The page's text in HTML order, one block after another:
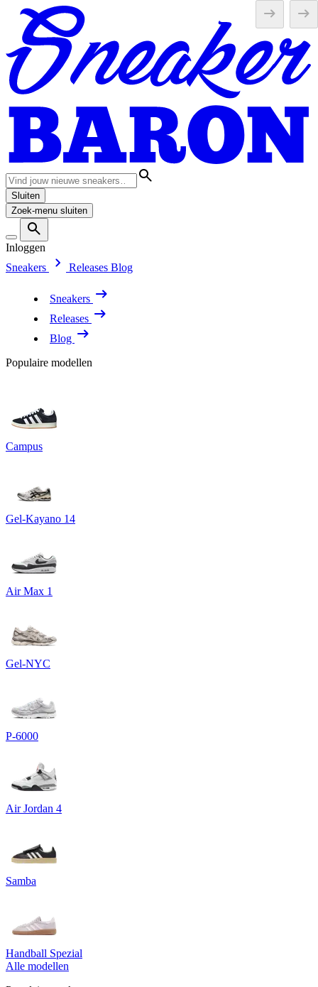
Sluiten
Zoek-menu sluiten
Inloggen
Sneakers
Releases Blog
Sneakers
Releases
Blog
Populaire modellen
Campus
Gel-Kayano 14
Air Max 1
Gel-NYC
P-6000
Air Jordan 4
Samba
Handball Spezial
Alle modellen